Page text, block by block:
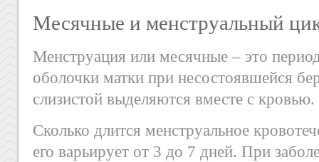
Месячные и менструальный
Менструация или месячные – это
оболочки матки при несостоявшейся
слизистой выделяются вместе с кровью.
Сколько длится менструальное
его варьирует от 3 до 7 дней. При